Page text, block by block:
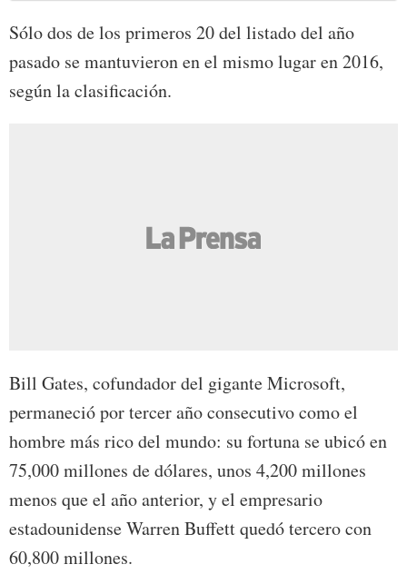
Sólo dos de los primeros 20 del listado del año
pasado se mantuvieron en el mismo lugar en 2016,
según la clasificación.
Bill Gates, cofundador del gigante Microsoft,
permaneció por tercer año consecutivo como el
hombre más rico del mundo: su fortuna se ubicó en
75,000 millones de dólares, unos 4,200 millones
menos que el año anterior, y el empresario
estadounidense Warren Buffett quedó tercero con
60,800 millones.